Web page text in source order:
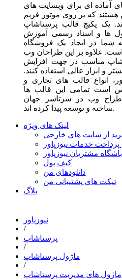
آماده ای برای وبسایت های
هستند که بر روی موتور فریم
یک پکیج قالب پرستاشاپ
ها و اسناد رسمی آموزش
در ایجاد یک فروشگاه
علاوه بر این طراحان وب
مناسب در جهت افزایش
و ابزار عالی استفاده کنند.
انواع قالب های تجاری و
است تمامی این قالب ها
وب در سرتاسر جهان
ساخته و توسعه پیدا کرده اند.
لینک های ویژه
از سایت های خارجی
خدمات نیوزپاور
مشتریان نیوزپاور
کیف پول
دانلودهای من
تیکت های پشتیبانی من
بلاگ
نیوزپاور
/
پرستاشاپ
/
ماژول پرستاشاپ
/
ماژول های مدیریت پرستاشاپ